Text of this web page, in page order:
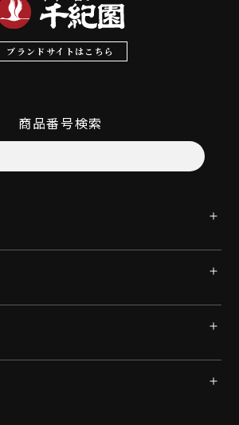
ブランドサイトはこちら
商品番号検索